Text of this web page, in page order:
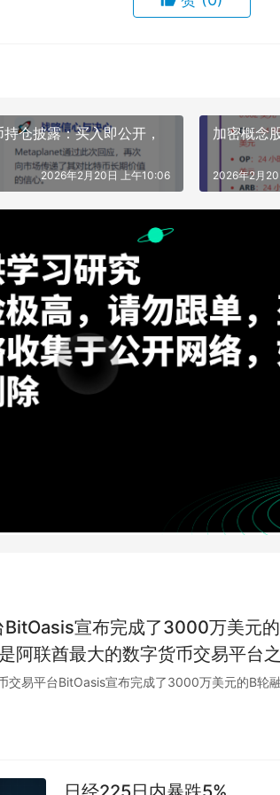
仓披露：买入即公开，
2026年2月20日 上午10:06
加密概念
2026年2月
BitOasis宣布完成了3000万美元
阿联酋最大的数字货币交易平台
供加密货币的安全和便捷交易
及市场拓展，增强其在中东地区
交易平台BitOasis宣布完成了3000万美元的B